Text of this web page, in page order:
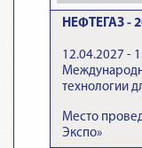
НЕФТЕГАЗ -
12.04.2027 -
технологии
Место
Экспо»